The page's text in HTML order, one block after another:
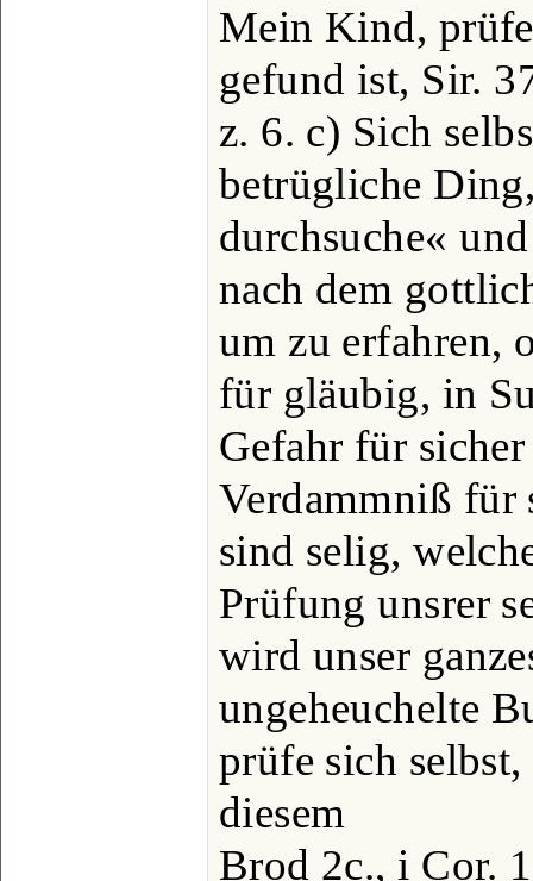
Mein Kind,
gefund ist, Sir.
z. 6. c) Sich
betrügliche
durchsuche«
nach dem
um zu erfahren,
für gläubig, in
Gefahr für
Verdammniß für
sind selig,
Prüfung unsrer
wird unser
ungeheuchelte
prüfe sich
diesem
Brod 2c., i Cor.